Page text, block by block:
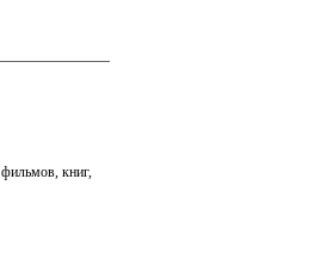
книг,